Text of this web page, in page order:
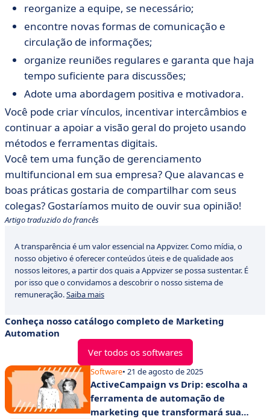
reorganize a equipe, se necessário;
encontre novas formas de comunicação e
circulação de informações;
organize reuniões regulares e garanta que haja
tempo suficiente para discussões;
Adote uma abordagem positiva e motivadora.
Você pode criar vínculos, incentivar intercâmbios e
continuar a apoiar a visão geral do projeto usando
métodos e ferramentas digitais.
Você tem uma função de gerenciamento
multifuncional em sua empresa? Que alavancas e
boas práticas gostaria de compartilhar com seus
colegas? Gostaríamos muito de ouvir sua opinião!
Artigo traduzido do francês
A transparência é um valor essencial na Appvizer. Como mídia, o
nosso objetivo é oferecer conteúdos úteis e de qualidade aos
nossos leitores, a partir dos quais a Appvizer se possa sustentar. É
por isso que o convidamos a descobrir o nosso sistema de
remuneração.Saiba mais
Conheça nosso catálogo completo de Marketing
Automation
Ver todos os softwares
Software• 21 de agosto de 2025
ActiveCampaign vs Drip: escolha a
ferramenta de automação de
marketing que transformará sua